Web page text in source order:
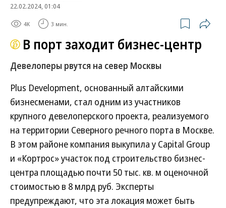
22.02.2024, 01:04
4K 3 мин.
В порт заходит бизнес-центр
Девелоперы рвутся на север Москвы
Plus Development, основанный алтайскими
бизнесменами, стал одним из участников
крупного девелоперского проекта, реализуемого
на территории Северного речного порта в Москве.
В этом районе компания выкупила у Capital Group
и «Кортрос» участок под строительство бизнес-
центра площадью почти 50 тыс. кв. м оценочной
стоимостью в 8 млрд руб. Эксперты
предупреждают, что эта локация может быть